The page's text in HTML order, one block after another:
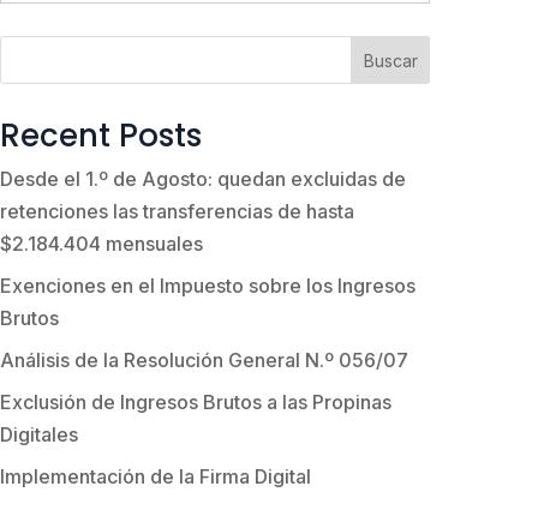
Buscar
Recent Posts
Desde el 1.º de Agosto: quedan excluidas de
retenciones las transferencias de hasta
$2.184.404 mensuales
Exenciones en el Impuesto sobre los Ingresos
Brutos
Análisis de la Resolución General N.º 056/07
Exclusión de Ingresos Brutos a las Propinas
Digitales
Implementación de la Firma Digital